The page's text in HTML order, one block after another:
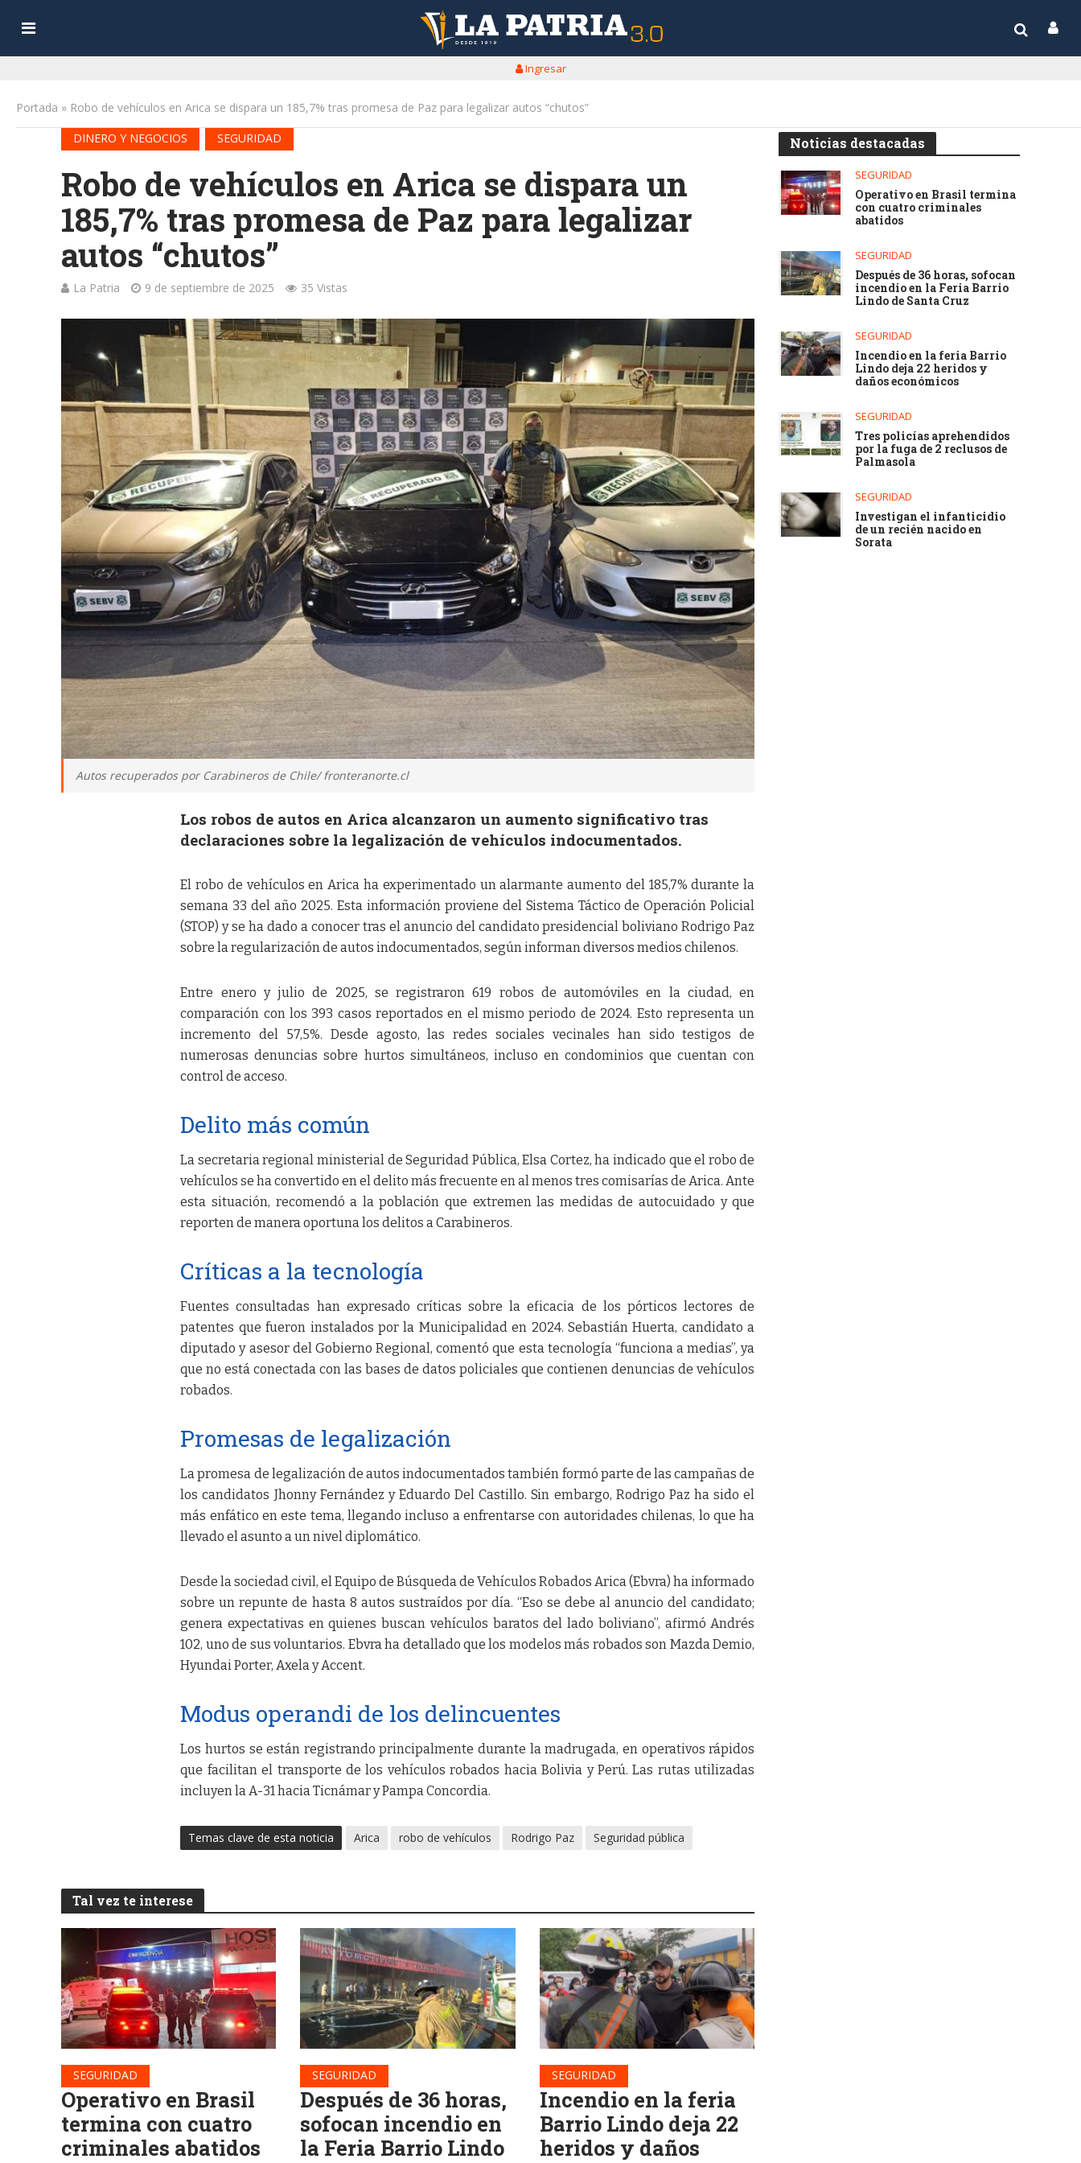
Ingresar
Portada » Robo de vehículos en Arica se dispara un 185,7% tras promesa de Paz para legalizar autos “chutos”
DINERO Y NEGOCIOS
SEGURIDAD
Robo de vehículos en Arica se dispara un
185,7% tras promesa de Paz para legalizar
autos “chutos”
La Patria 9 de septiembre de 2025 35 Vistas
Autos recuperados por Carabineros de Chile/ fronteranorte.cl
Los robos de autos en Arica alcanzaron un aumento significativo tras
declaraciones sobre la legalización de vehículos indocumentados.
El robo de vehículos en Arica ha experimentado un alarmante aumento del 185,7% durante la
semana 33 del año 2025. Esta información proviene del Sistema Táctico de Operación Policial
(STOP) y se ha dado a conocer tras el anuncio del candidato presidencial boliviano Rodrigo Paz
sobre la regularización de autos indocumentados, según informan diversos medios chilenos.
Entre enero y julio de 2025, se registraron 619 robos de automóviles en la ciudad, en
comparación con los 393 casos reportados en el mismo periodo de 2024. Esto representa un
incremento del 57,5%. Desde agosto, las redes sociales vecinales han sido testigos de
numerosas denuncias sobre hurtos simultáneos, incluso en condominios que cuentan con
control de acceso.
Delito más común
La secretaria regional ministerial de Seguridad Pública, Elsa Cortez, ha indicado que el robo de
vehículos se ha convertido en el delito más frecuente en al menos tres comisarías de Arica. Ante
esta situación, recomendó a la población que extremen las medidas de autocuidado y que
reporten de manera oportuna los delitos a Carabineros.
Críticas a la tecnología
Fuentes consultadas han expresado críticas sobre la eficacia de los pórticos lectores de
patentes que fueron instalados por la Municipalidad en 2024. Sebastián Huerta, candidato a
diputado y asesor del Gobierno Regional, comentó que esta tecnología “funciona a medias”, ya
que no está conectada con las bases de datos policiales que contienen denuncias de vehículos
robados.
Promesas de legalización
La promesa de legalización de autos indocumentados también formó parte de las campañas de
los candidatos Jhonny Fernández y Eduardo Del Castillo. Sin embargo, Rodrigo Paz ha sido el
más enfático en este tema, llegando incluso a enfrentarse con autoridades chilenas, lo que ha
llevado el asunto a un nivel diplomático.
Desde la sociedad civil, el Equipo de Búsqueda de Vehículos Robados Arica (Ebvra) ha informado
sobre un repunte de hasta 8 autos sustraídos por día. “Eso se debe al anuncio del candidato;
genera expectativas en quienes buscan vehículos baratos del lado boliviano”, afirmó Andrés
102, uno de sus voluntarios. Ebvra ha detallado que los modelos más robados son Mazda Demio,
Hyundai Porter, Axela y Accent.
Modus operandi de los delincuentes
Los hurtos se están registrando principalmente durante la madrugada, en operativos rápidos
que facilitan el transporte de los vehículos robados hacia Bolivia y Perú. Las rutas utilizadas
incluyen la A-31 hacia Ticnámar y Pampa Concordia.
Temas clave de esta noticia Arica robo de vehículos Rodrigo Paz Seguridad pública
Tal vez te interese
SEGURIDAD
Operativo en Brasil
termina con cuatro
criminales abatidos
SEGURIDAD
Después de 36 horas,
sofocan incendio en
la Feria Barrio Lindo
SEGURIDAD
Incendio en la feria
Barrio Lindo deja 22
heridos y daños
Noticias destacadas
SEGURIDAD
Operativo en Brasil termina
con cuatro criminales
abatidos
SEGURIDAD
Después de 36 horas, sofocan
incendio en la Feria Barrio
Lindo de Santa Cruz
SEGURIDAD
Incendio en la feria Barrio
Lindo deja 22 heridos y
daños económicos
SEGURIDAD
Tres policías aprehendidos
por la fuga de 2 reclusos de
Palmasola
SEGURIDAD
Investigan el infanticidio
de un recién nacido en
Sorata